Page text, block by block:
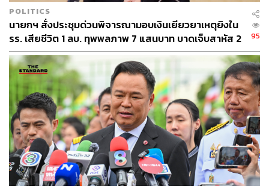
158
ABOUT THE AUTHOR
THE STANDARD TEAM
กองบรรณาธิการ THE STANDARD
POLITICS
นายกฯ สั่งประชุมด่วนพิจารณามอบเงินเยียวยาเหตุยิงใน
รร. เสียชีวิต 1 ลบ. ทุพพลภาพ 7 แสนบาท บาดเจ็บสาหัส 2
แสนบาท บาดเจ็บเล็กน้อย 1 แสนบาท
95